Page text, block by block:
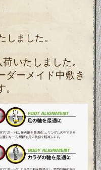
しました。
いたしました。
ダーメイド中敷き